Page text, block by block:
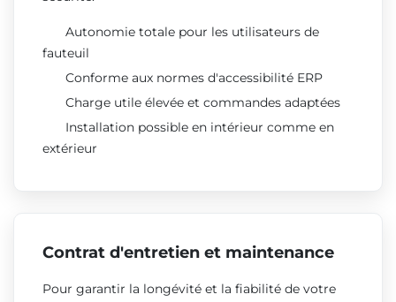
Autonomie totale pour les utilisateurs de
fauteuil
Conforme aux normes d'accessibilité ERP
Charge utile élevée et commandes adaptées
Installation possible en intérieur comme en
extérieur
Contrat d'entretien et maintenance
Pour garantir la longévité et la fiabilité de votre